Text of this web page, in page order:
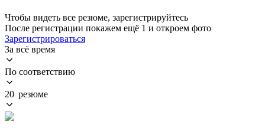
Чтобы видеть все резюме, зарегистрируйтесь
После регистрации покажем ещё 1 и откроем фото
Зарегистрироваться
За всё время
По соответствию
20 резюме